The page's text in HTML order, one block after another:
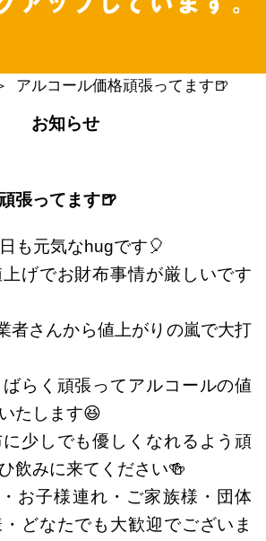
アルコール価格頑張ってます🍺
お知らせ
張ってます🍺
も元気なhugです🎈
げでお財布事情が厳しいです
者さんから値上がりの嵐で大打
らく頑張ってアルコールの値
たします😆
少しでも優しくなれるよう頑
飲みに来てください🍻
お子様連れ・ご家族様・団体
どなたでも大歓迎でございま